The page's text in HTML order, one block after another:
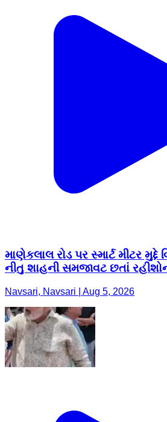
માણેકલાલ રોડ પર સ્માર્ટ મીટર મુદ્દે
નીતુ શાહની સમજાવટ છતાં
Navsari, Navsari | Aug 5, 2026